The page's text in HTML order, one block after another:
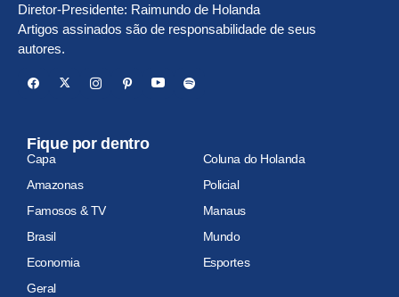
Diretor-Presidente: Raimundo de Holanda
Artigos assinados são de responsabilidade de seus
autores.
Fique por dentro
Capa
Coluna do Holanda
Amazonas
Policial
Famosos & TV
Manaus
Brasil
Mundo
Economia
Esportes
Geral